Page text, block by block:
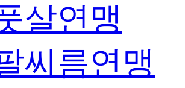
살연맹
씨름연맹